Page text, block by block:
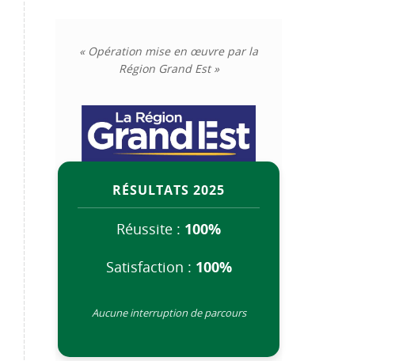
« Opération mise en œuvre par la
Région Grand Est »
RÉSULTATS 2025
Réussite : 100%
Satisfaction : 100%
Aucune interruption de parcours